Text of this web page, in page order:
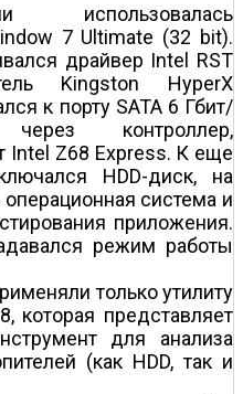
использовалась
7 Ultimate (32 bit).
драйвер Intel RST
Kingston HyperX
к порту SATA 6 Гбит/
контроллер,
Intel Z68 Express. К еще
HDD-диск, на
система и
приложения.
режим работы
только утилиту
которая представляет
для анализа
(как HDD, так и